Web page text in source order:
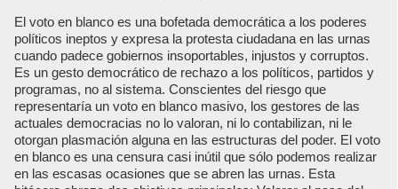
El voto en blanco es una bofetada democrática a los poderes
políticos ineptos y expresa la protesta ciudadana en las urnas
cuando padece gobiernos insoportables, injustos y corruptos.
Es un gesto democrático de rechazo a los políticos, partidos y
programas, no al sistema. Conscientes del riesgo que
representaría un voto en blanco masivo, los gestores de las
actuales democracias no lo valoran, ni lo contabilizan, ni le
otorgan plasmación alguna en las estructuras del poder. El voto
en blanco es una censura casi inútil que sólo podemos realizar
en las escasas ocasiones que se abren las urnas. Esta